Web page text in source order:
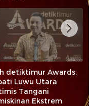
detiktimur Awards,
Luwu Utara
Tangani
Ekstrem